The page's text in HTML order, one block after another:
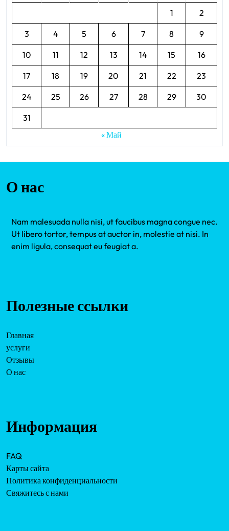
1 2
3 4 5 6 7 8 9
10 11 12 13 14 15 16
17 18 19 20 21 22 23
24 25 26 27 28 29 30
31
« Май
О нас
Nam malesuada nulla nisi, ut faucibus magna congue nec.
Ut libero tortor, tempus at auctor in, molestie at nisi. In
enim ligula, consequat eu feugiat a.
Полезные ссылки
Главная
услуги
Отзывы
О нас
Информация
FAQ
Карты сайта
Политика конфиденциальности
Свяжитесь с нами